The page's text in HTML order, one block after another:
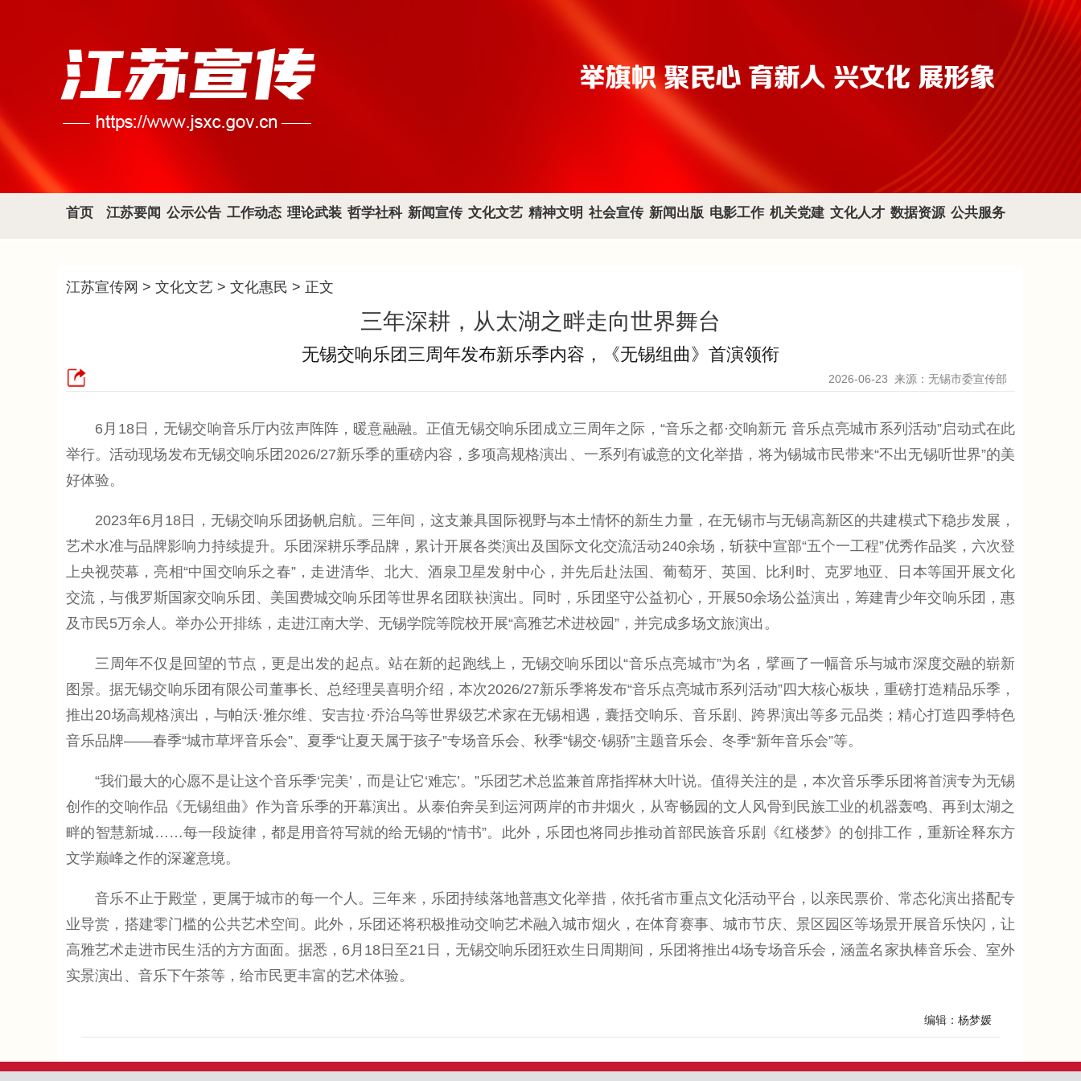
首页 江苏要闻 公示公告 工作动态 理论武装 哲学社科 新闻宣传 文化文艺 精神文明 社会宣传 新闻出版 电影工作 机关党建 文化人才 数据资源 公共服务
江苏宣传网 > 文化文艺 > 文化惠民 > 正文
三年深耕，从太湖之畔走向世界舞台
无锡交响乐团三周年发布新乐季内容，《无锡组曲》首演领衔
2026-06-23 来源：无锡市委宣传部
6月18日，无锡交响音乐厅内弦声阵阵，暖意融融。正值无锡交响乐团成立三周年之际，“音乐之都·交响新元 音乐点亮城市系列活动”启动式在此
举行。活动现场发布无锡交响乐团2026/27新乐季的重磅内容，多项高规格演出、一系列有诚意的文化举措，将为锡城市民带来“不出无锡听世界”的美
好体验。
2023年6月18日，无锡交响乐团扬帆启航。三年间，这支兼具国际视野与本土情怀的新生力量，在无锡市与无锡高新区的共建模式下稳步发展，
艺术水准与品牌影响力持续提升。乐团深耕乐季品牌，累计开展各类演出及国际文化交流活动240余场，斩获中宣部“五个一工程”优秀作品奖，六次登
上央视荧幕，亮相“中国交响乐之春”，走进清华、北大、酒泉卫星发射中心，并先后赴法国、葡萄牙、英国、比利时、克罗地亚、日本等国开展文化
交流，与俄罗斯国家交响乐团、美国费城交响乐团等世界名团联袂演出。同时，乐团坚守公益初心，开展50余场公益演出，筹建青少年交响乐团，惠
及市民5万余人。举办公开排练，走进江南大学、无锡学院等院校开展“高雅艺术进校园”，并完成多场文旅演出。
三周年不仅是回望的节点，更是出发的起点。站在新的起跑线上，无锡交响乐团以“音乐点亮城市”为名，擘画了一幅音乐与城市深度交融的崭新
图景。据无锡交响乐团有限公司董事长、总经理吴喜明介绍，本次2026/27新乐季将发布“音乐点亮城市系列活动”四大核心板块，重磅打造精品乐季，
推出20场高规格演出，与帕沃·雅尔维、安吉拉·乔治乌等世界级艺术家在无锡相遇，囊括交响乐、音乐剧、跨界演出等多元品类；精心打造四季特色
音乐品牌——春季“城市草坪音乐会”、夏季“让夏天属于孩子”专场音乐会、秋季“锡交·锡骄”主题音乐会、冬季“新年音乐会”等。
“我们最大的心愿不是让这个音乐季‘完美’，而是让它‘难忘’。”乐团艺术总监兼首席指挥林大叶说。值得关注的是，本次音乐季乐团将首演专为无锡
创作的交响作品《无锡组曲》作为音乐季的开幕演出。从泰伯奔吴到运河两岸的市井烟火，从寄畅园的文人风骨到民族工业的机器轰鸣、再到太湖之
畔的智慧新城……每一段旋律，都是用音符写就的给无锡的“情书”。此外，乐团也将同步推动首部民族音乐剧《红楼梦》的创排工作，重新诠释东方
文学巅峰之作的深邃意境。
音乐不止于殿堂，更属于城市的每一个人。三年来，乐团持续落地普惠文化举措，依托省市重点文化活动平台，以亲民票价、常态化演出搭配专
业导赏，搭建零门槛的公共艺术空间。此外，乐团还将积极推动交响艺术融入城市烟火，在体育赛事、城市节庆、景区园区等场景开展音乐快闪，让
高雅艺术走进市民生活的方方面面。据悉，6月18日至21日，无锡交响乐团狂欢生日周期间，乐团将推出4场专场音乐会，涵盖名家执棒音乐会、室外
实景演出、音乐下午茶等，给市民更丰富的艺术体验。
编辑：杨梦媛